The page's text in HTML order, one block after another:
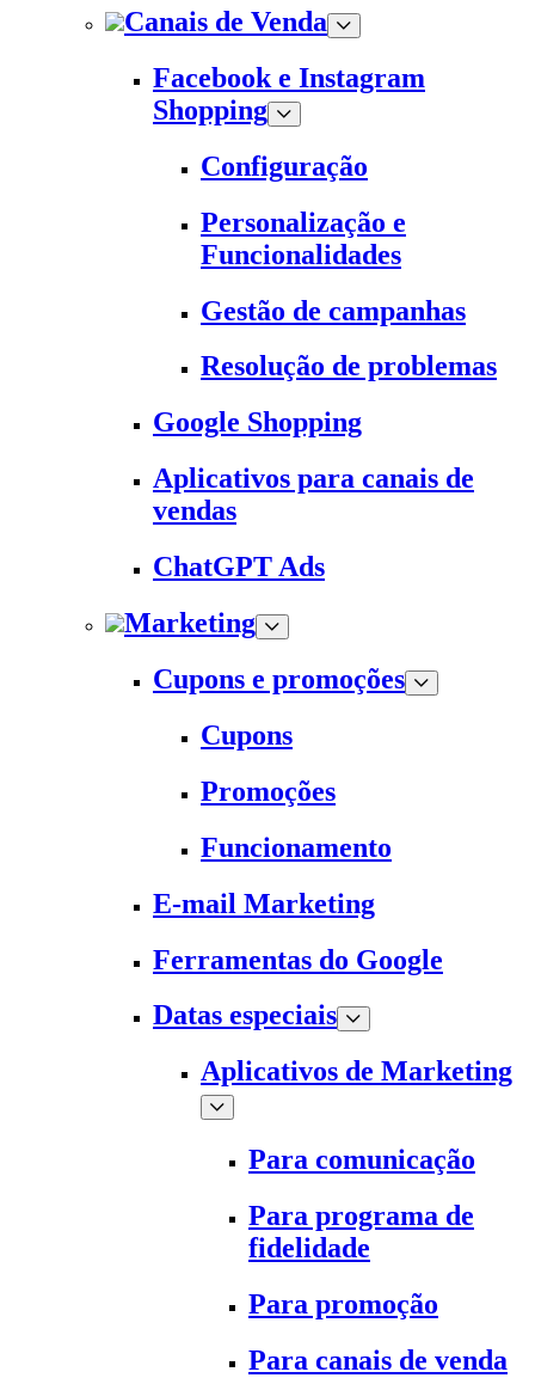
Canais de Venda
Facebook e Instagram
Shopping
Configuração
Personalização e
Funcionalidades
Gestão de campanhas
Resolução de problemas
Google Shopping
Aplicativos para canais de
vendas
ChatGPT Ads
Marketing
Cupons e promoções
Cupons
Promoções
Funcionamento
E-mail Marketing
Ferramentas do Google
Datas especiais
Aplicativos de Marketing
Para comunicação
Para programa de
fidelidade
Para promoção
Para canais de venda